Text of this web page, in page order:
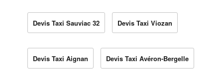
Devis Taxi Sauviac 32 Devis Taxi Viozan
Devis Taxi Aignan Devis Taxi Avéron-Bergelle